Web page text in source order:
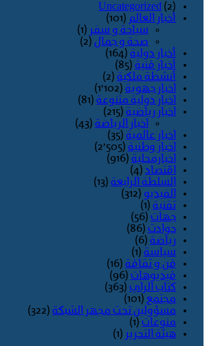
Uncategorized (2)
أخبار العالم (101)
سياحة و سفر (1)
صحة و جمال (2)
أخبار دولية (164)
أخبار فنية (85)
أنشطة ملكية (2)
اخبار جهوية (1٬102)
اخبار دولية متنوعة (81)
اخبار رياضية (215)
اخبار الرياضة (43)
اخبار عالمية (35)
اخبار وطنية (2٬505)
اخبارمحلية (916)
اقتصاد (4)
السلطة الرابعة (13)
الفيديو (312)
تقنية (1)
جهات (56)
حوادث (86)
رياضة (6)
سياسة (1)
فن و ثقافة (16)
فيديوهات (96)
كتاب الراي (363)
مجتمع (101)
مسؤولين تحت مجهر الشبكة (322)
منوعات (1)
هيئة التحرير (1)